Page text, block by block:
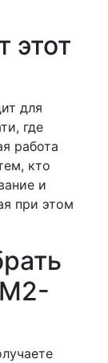
этот
для
где
работа
кто
и
при этом